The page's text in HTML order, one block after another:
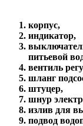
корпус,
индикатор,
питьевой
вентиль
шланг
штуцер,
шнур
излив для
подвод